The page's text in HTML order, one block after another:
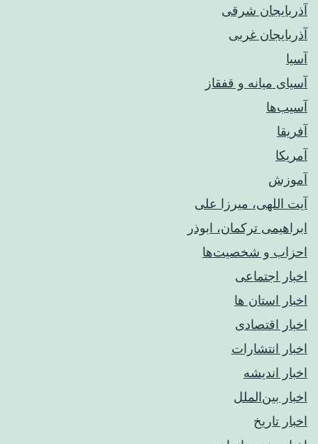
آذربایجان شرقی
آذربایجان غربی
آسیا
آسیای میانه و قفقاز
آسیب‌ها
آفریقا
آمریکا
آموزش
آیت اللهی، میرزا علی
ابراهیمی ترکمان، ابوذر
احزاب و شخصیت‌ها
اخبار اجتماعی
اخبار استان ها
اخبار اقتصادی
اخبار انتشارات
اخبار اندیشه
اخبار بین‌الملل
اخبار تاریخ